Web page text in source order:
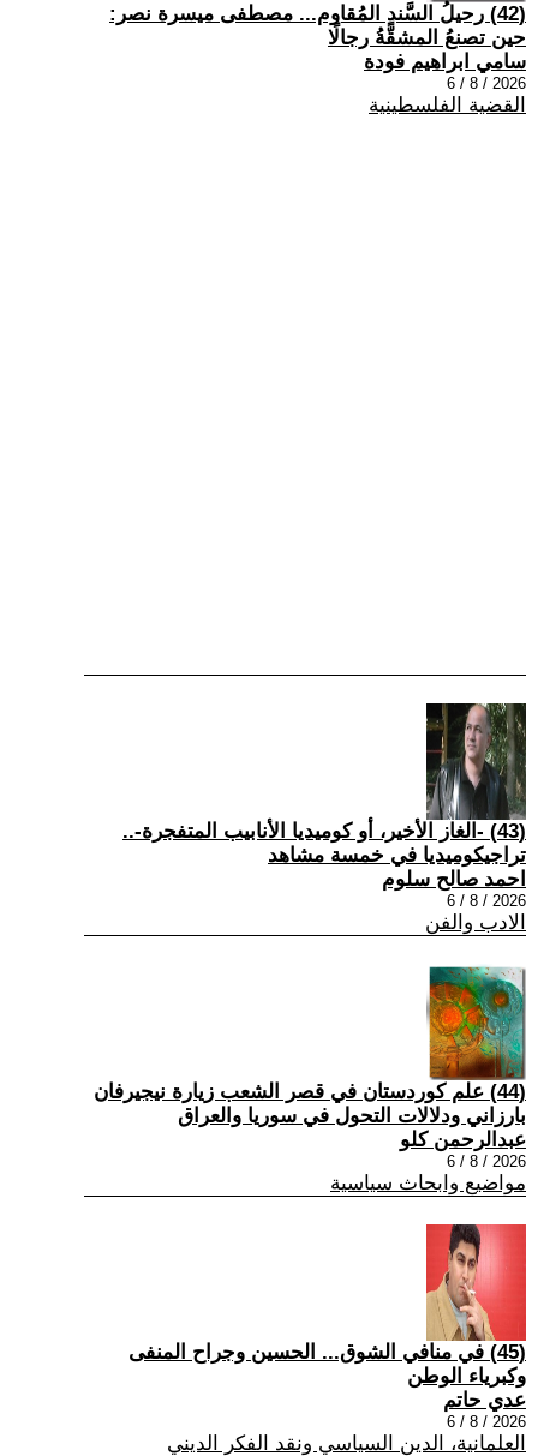
(42) رحيلُ السَّندِ المُقاوم... مصطفى ميسرة نصر:
حين تصنعُ المشقَّةُ رجالًا
سامي ابراهيم فودة
2026 / 8 / 6
القضية الفلسطينية
(43) -الغاز الأخير، أو كوميديا الأنابيب المتفجرة-..
تراجيكوميديا في خمسة مشاهد
احمد صالح سلوم
2026 / 8 / 6
الادب والفن
(44) علم كوردستان في قصر الشعب زيارة نيجيرفان
بارزاني ودلالات التحول في سوريا والعراق
عبدالرحمن كلو
2026 / 8 / 6
مواضيع وابحاث سياسية
(45) في منافي الشوق... الحسين وجراح المنفى
وكبرياء الوطن
عدي حاتم
2026 / 8 / 6
العلمانية، الدين السياسي ونقد الفكر الديني